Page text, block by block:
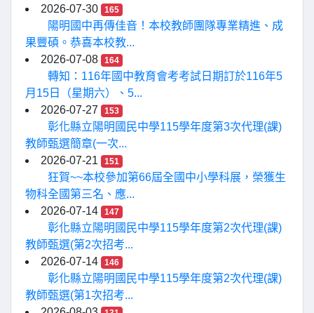
2026-07-30
165
陽明國中再傳佳音！本校教師團隊專業精進、成
果豐碩。恭喜本校教...
2026-07-08
164
轉知：116年國中教育會考考試日期訂於116年5
月15日（星期六）、5...
2026-07-27
153
彰化縣立陽明國民中學115學年度第3次代理(課)
教師甄選簡章(一次...
2026-07-21
151
狂賀~~本校參加第66屆全國中小學科展，榮獲生
物科全國第三名、應...
2026-07-14
147
彰化縣立陽明國民中學115學年度第2次代理(課)
教師甄選(第2次招考...
2026-07-14
146
彰化縣立陽明國民中學115學年度第2次代理(課)
教師甄選(第1次招考...